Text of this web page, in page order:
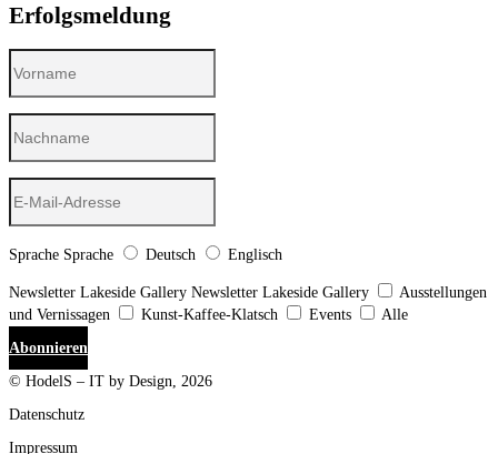
Erfolgsmeldung
Sprache Sprache Deutsch Englisch
Newsletter Lakeside Gallery Newsletter Lakeside Gallery
Ausstellungen
und Vernissagen
Kunst-Kaffee-Klatsch Events
Alle
Abonnieren
© HodelS – IT by Design, 2026
Datenschutz
Impressum